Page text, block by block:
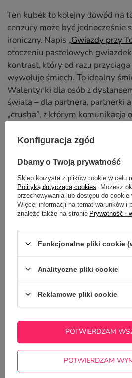
Ten kubek to kolejny dowód na
cenzury może być jednocześnie
ironiczny. Napis „Gwiazdy przy
otoczeniu pastelowych
kontrast, który od razu
wywołuje śmiech. To idealny
Walentynki dla osób z
świata – dla partnera, partnerki
„crusha”, z którym komunikacja
mówi więcej niż sto klasycznych
3. Praktyczne prezenty na
rzeczy, które mają wielkie
Konfiguracja zgód
Dbamy o Twoją prywatność
Sklep korzysta z plików cookie w celu
Polityką dotyczącą cookies . Możesz
przechowywania lub dostępu do cookie
Więcej informacji na temat warunków i
znaleźć także na stronie Prywatność i
Funkcjonalne pliki cookie
Analityczne pliki cookie
Reklamowe pliki cookie
POTWIERDZAM
POTWIERDZAM